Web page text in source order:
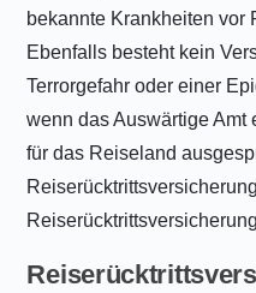
bekannte Krankheiten vor
Ebenfalls besteht kein
Terrorgefahr oder einer
wenn das Auswärtige
für das Reiseland